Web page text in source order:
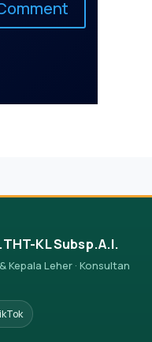
KL Subsp.A.I.
Leher · Konsultan